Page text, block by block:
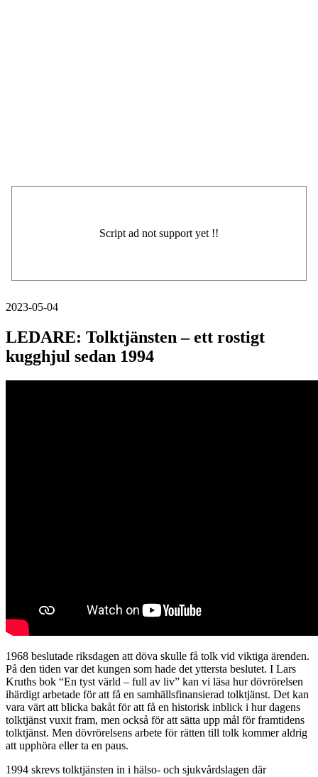
2023-05-04
LEDARE: Tolktjänsten – ett rostigt
kugghjul sedan 1994
1968 beslutade riksdagen att döva skulle få tolk vid viktiga ärenden.
På den tiden var det kungen som hade det yttersta beslutet. I Lars
Kruths bok “En tyst värld – full av liv” kan vi läsa hur dövrörelsen
ihärdigt arbetade för att få en samhällsfinansierad tolktjänst. Det kan
vara värt att blicka bakåt för att få en historisk inblick i hur dagens
tolktjänst vuxit fram, men också för att sätta upp mål för framtidens
tolktjänst. Men dövrörelsens arbete för rätten till tolk kommer aldrig
att upphöra eller ta en paus.
1994 skrevs tolktjänsten in i hälso- och sjukvårdslagen där